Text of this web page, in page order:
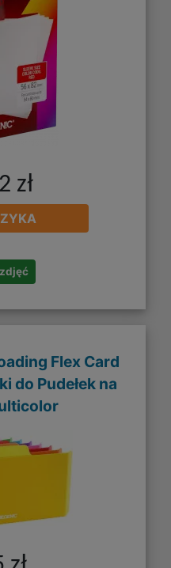
zł
Flex Card
do Pudełek na